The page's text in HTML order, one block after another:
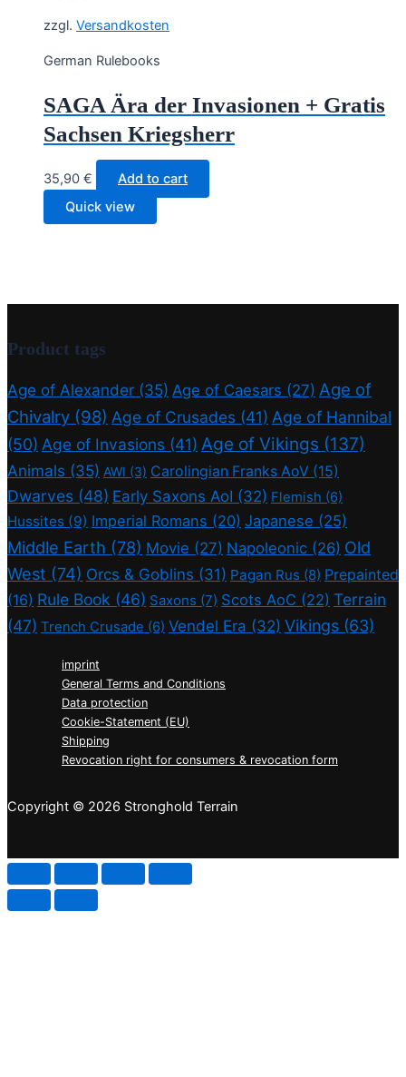
zzgl. Versandkosten
German Rulebooks
SAGA Ära der Invasionen + Gratis
Sachsen Kriegsherr
35,90 €
Add to cart
Quick view
Product tags
Age of Alexander (35) Age of Caesars (27) Age of
Chivalry (98) Age of Crusades (41) Age of Hannibal
(50) Age of Invasions (41) Age of Vikings (137)
Animals (35) AWI (3) Carolingian Franks AoV (15)
Dwarves (48) Early Saxons AoI (32) Flemish (6)
Hussites (9) Imperial Romans (20) Japanese (25)
Middle Earth (78) Movie (27) Napoleonic (26) Old
West (74) Orcs & Goblins (31) Pagan Rus (8) Prepainted
(16) Rule Book (46) Saxons (7) Scots AoC (22) Terrain
(47) Trench Crusade (6) Vendel Era (32) Vikings (63)
imprint
General Terms and Conditions
Data protection
Cookie-Statement (EU)
Shipping
Revocation right for consumers & revocation form
Copyright © 2026 Stronghold Terrain